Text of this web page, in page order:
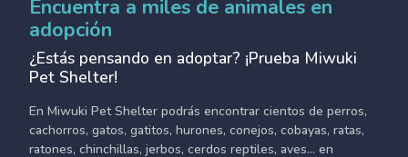
Encuentra a miles de animales en
adopción
¿Estás pensando en adoptar? ¡Prueba Miwuki
Pet Shelter!
En Miwuki Pet Shelter podrás encontrar cientos de perros,
cachorros, gatos, gatitos, hurones, conejos, cobayas, ratas,
ratones, chinchillas, jerbos, cerdos reptiles, aves... en